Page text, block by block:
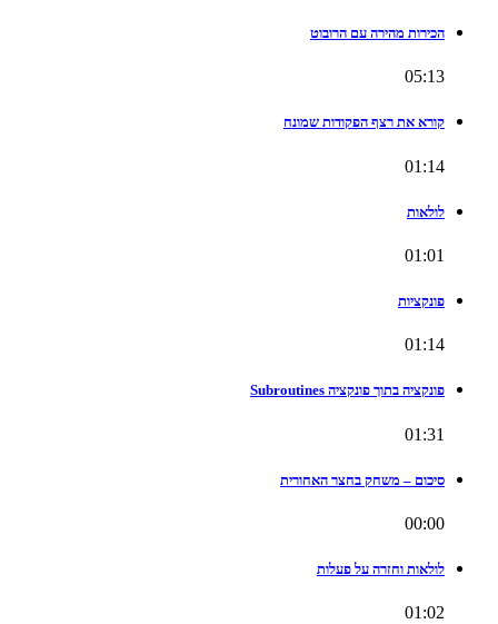
הכירות מהירה עם הרובוט
05:13
קורא את רצף הפקודות שמונח
01:14
לולאות
01:01
פונקציות
01:14
פונקציה בתוך פונקציה Subroutines
01:31
סיכום – משחק בחצר האחורית
00:00
לולאות וחזרה על פעלות
01:02